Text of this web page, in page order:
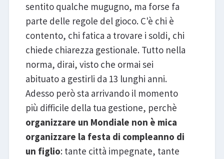
sentito qualche mugugno, ma forse fa
parte delle regole del gioco. C'è chi è
contento, chi fatica a trovare i soldi, chi
chiede chiarezza gestionale. Tutto nella
norma, dirai, visto che ormai sei
abituato a gestirli da 13 lunghi anni.
Adesso però sta arrivando il momento
più difficile della tua gestione, perchè
organizzare un Mondiale non è mica
organizzare la festa di compleanno di
un figlio: tante città impegnate, tante